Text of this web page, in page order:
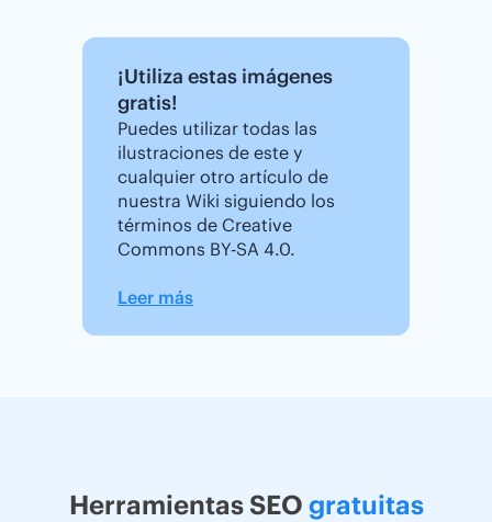
¡Utiliza estas imágenes
gratis!
Puedes utilizar todas las
ilustraciones de este y
cualquier otro artículo de
nuestra Wiki siguiendo los
términos de Creative
Commons BY-SA 4.0.
Leer más
Herramientas SEO gratuitas